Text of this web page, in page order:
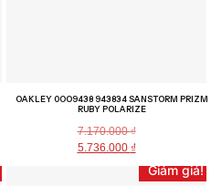
OAKLEY 0OO9438 943834 SANSTORM PRIZM
RUBY POLARIZE
7.170.000₫
5.736.000 ₫
Giảm giá!